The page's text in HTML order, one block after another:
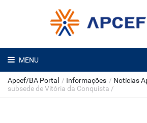
MENU
Apcef/BA Portal / Informações / Notícias
subsede de Vitória da Conquista /